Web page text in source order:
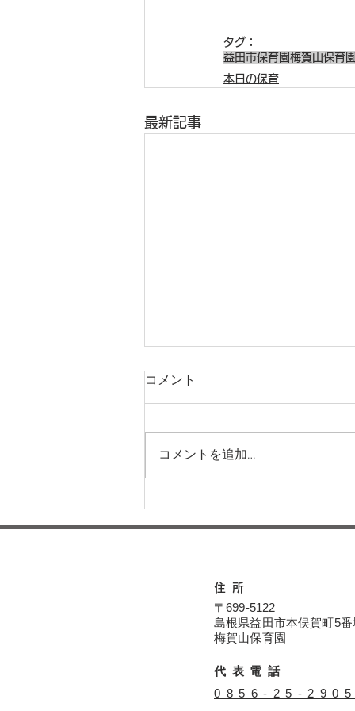
タグ：
益田市保育園 梅賀山保育園
本日の保育
最新記事
園 益田市保育園
コメント
コメントを追加…
住所
〒699-5122
島根県益田市本俣賀町5番
​​梅賀山保育園
代表電話
​0856-25-2905